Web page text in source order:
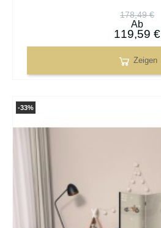
178,49 €
Ab
119,59 €
Zeigen
-33%